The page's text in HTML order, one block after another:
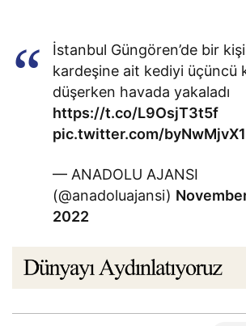
İstanbul Güngören’de bir
kardeşine ait kediyi üçüncü
düşerken havada yakaladı
https://t.co/L9OsjT3t5f
pic.twitter.com/
— ANADOLU AJANSI
(@anadoluajansi)
2022